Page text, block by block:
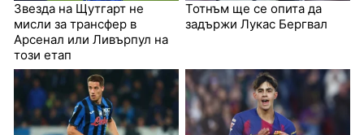
Звезда на Щутгарт не
мисли за трансфер в
Арсенал или Ливърпул на
този етап
Тотнъм ще се опита да
задържи Лукас Бергвал